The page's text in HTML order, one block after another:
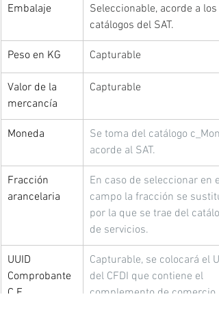
Embalaje
Seleccionable, acorde a los
catálogos del SAT.
Peso en KG Capturable
Valor de la
mercancía
Capturable
Moneda
Se toma del catálogo
acorde al SAT.
Fracción
arancelaria
En caso de seleccionar en
campo la fracción se
por la que se trae del
de servicios.
UUID
Comprobante
C.E.
Capturable, se colocará el
del CFDI que contiene el
complemento de comercio